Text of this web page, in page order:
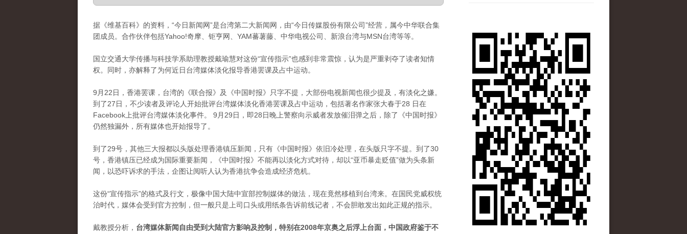
据《维基百科》的资料，“今日新闻网”是台湾第二大新闻网，由“今日传媒股份有限公司”经营，属今中华联合集
团成员。 合作伙伴包括Yahoo!奇摩、钜亨网、YAM蕃薯藤、中华电视公司、新浪台湾与MSN台湾等等。
国立交通大学传播与科技学系助理教授戴瑜慧对这份“宣传指示”也感到非常震惊，认为是严重剥夺了读者知情
权。
同时，亦解释了为何近日台湾媒体淡化报导香港罢课及占中运动。
9月22日，香港罢课，台湾的《联合报》及《中国时报》只字不提，大部份电视新闻也很少提及，有淡化之嫌。
到了27日，不少读者及评论人开始批评台湾媒体淡化香港罢课及占中运动，包括著名作家张大春于28 日在
Facebook上批评台湾媒体淡化事件。 9月29日，即28日晚上警察向示威者发放催泪弹之后，除了《中国时报》
仍然独漏​​外，所有媒体也开始报导了。
到了29号，其他三大报都以头版处理香港镇压新闻，只有《中国时报》依旧冷处理，在头版只字不提。 到了30
号，香港镇压已经成为国际重要新闻，《中国时报》不能再以淡化方式对待，却以“亚币暴走贬值”做为头条新
闻，以恐吓诉求的手法，企图让阅听人认为香港抗争会造成经济危机。
这份“宣传指示”的格式及行文，极像中国大陆中宣部控制媒体的做法，现在竟然移植到台湾来。 在国民党威权统
治时代，媒体会受到官方控制，但一般只是上司口头或用纸条告诉前线记者，不会胆敢发出如此正规的指示。
戴教授分析， 台湾媒体新闻自由受到大陆官方影响及控制，特别在2008年京奥之后浮上台面，中国政府鉴于不